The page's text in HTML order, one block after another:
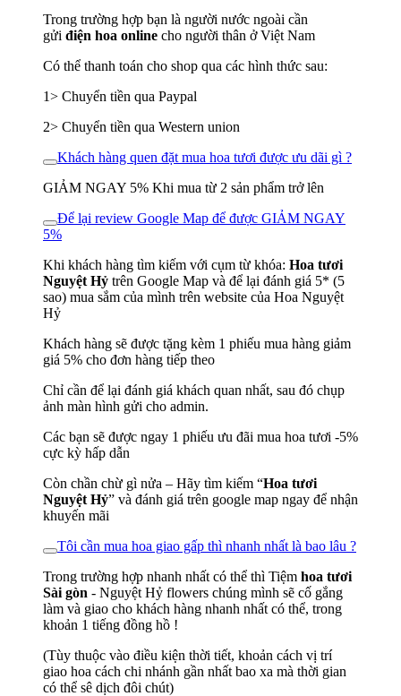
Trong trường hợp bạn là người nước ngoài cần
gửi điện hoa online cho người thân ở Việt Nam
Có thể thanh toán cho shop qua các hình thức sau:
1> Chuyển tiền qua Paypal
2> Chuyển tiền qua Western union
Khách hàng quen đặt mua hoa tươi được ưu dãi gì ?
GIẢM NGAY 5% Khi mua từ 2 sản phẩm trở lên
Để lại review Google Map để được GIẢM NGAY
5%
Khi khách hàng tìm kiếm với cụm từ khóa: Hoa tươi
Nguyệt Hỷ trên Google Map và để lại đánh giá 5* (5
sao) mua sắm của mình trên website của Hoa Nguyệt
Hỷ
Khách hàng sẽ được tặng kèm 1 phiếu mua hàng giảm
giá 5% cho đơn hàng tiếp theo
Chỉ cần để lại đánh giá khách quan nhất, sau đó chụp
ảnh màn hình gửi cho admin.
Các bạn sẽ được ngay 1 phiếu ưu đãi mua hoa tươi -5%
cực kỳ hấp dẫn
Còn chần chừ gì nửa – Hãy tìm kiếm “Hoa tươi
Nguyệt Hỷ” và đánh giá trên google map ngay để nhận
khuyến mãi
Tôi cần mua hoa giao gấp thì nhanh nhất là bao lâu ?
Trong trường hợp nhanh nhất có thể thì Tiệm hoa tươi
Sài gòn - Nguyệt Hỷ flowers chúng mình sẽ cố gắng
làm và giao cho khách hàng nhanh nhất có thể, trong
khoản 1 tiếng đồng hồ !
(Tùy thuộc vào điều kiện thời tiết, khoản cách vị trí
giao hoa cách chi nhánh gần nhất bao xa mà thời gian
có thể sê dịch đôi chút)